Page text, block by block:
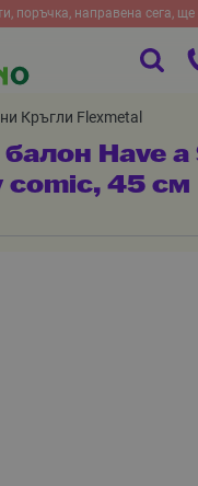
поръчка, направена сега,
Кръгли Flexmetal
Have a
comic, 45 см